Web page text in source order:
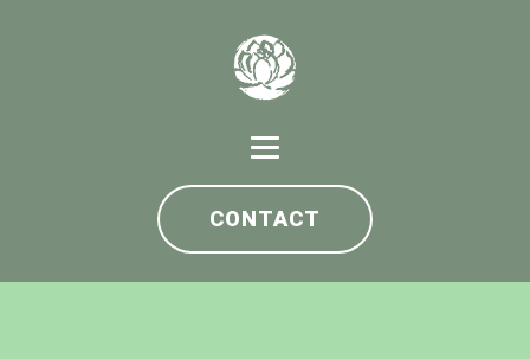
CONTACT